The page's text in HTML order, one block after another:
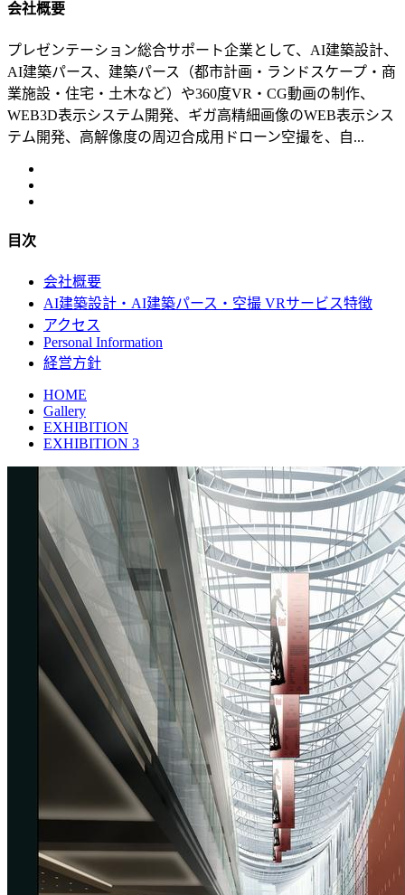
会社概要
プレゼンテーション総合サポート企業として、AI建築設計、
AI建築パース、建築パース（都市計画・ランドスケープ・商
業施設・住宅・土木など）や360度VR・CG動画の制作、
WEB3D表示システム開発、ギガ高精細画像のWEB表示シス
テム開発、高解像度の周辺合成用ドローン空撮を、自...
目次
会社概要
AI建築設計・AI建築パース・空撮 VRサービス特徴
アクセス
Personal Information
経営方針
HOME
Gallery
EXHIBITION
EXHIBITION 3